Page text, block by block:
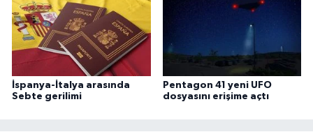
İspanya-İtalya arasında
Sebte gerilimi
Pentagon 41 yeni UFO
dosyasını erişime açtı